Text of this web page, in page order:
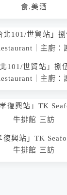
食.美酒
北101/世貿站」捌
｜主廚：
復興站」TK
牛排館 三訪